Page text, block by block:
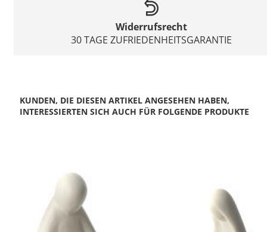
Widerrufsrecht
30 TAGE ZUFRIEDENHEITSGARANTIE
KUNDEN, DIE DIESEN ARTIKEL ANGESEHEN HABEN,
INTERESSIERTEN SICH AUCH FÜR FOLGENDE PRODUKTE